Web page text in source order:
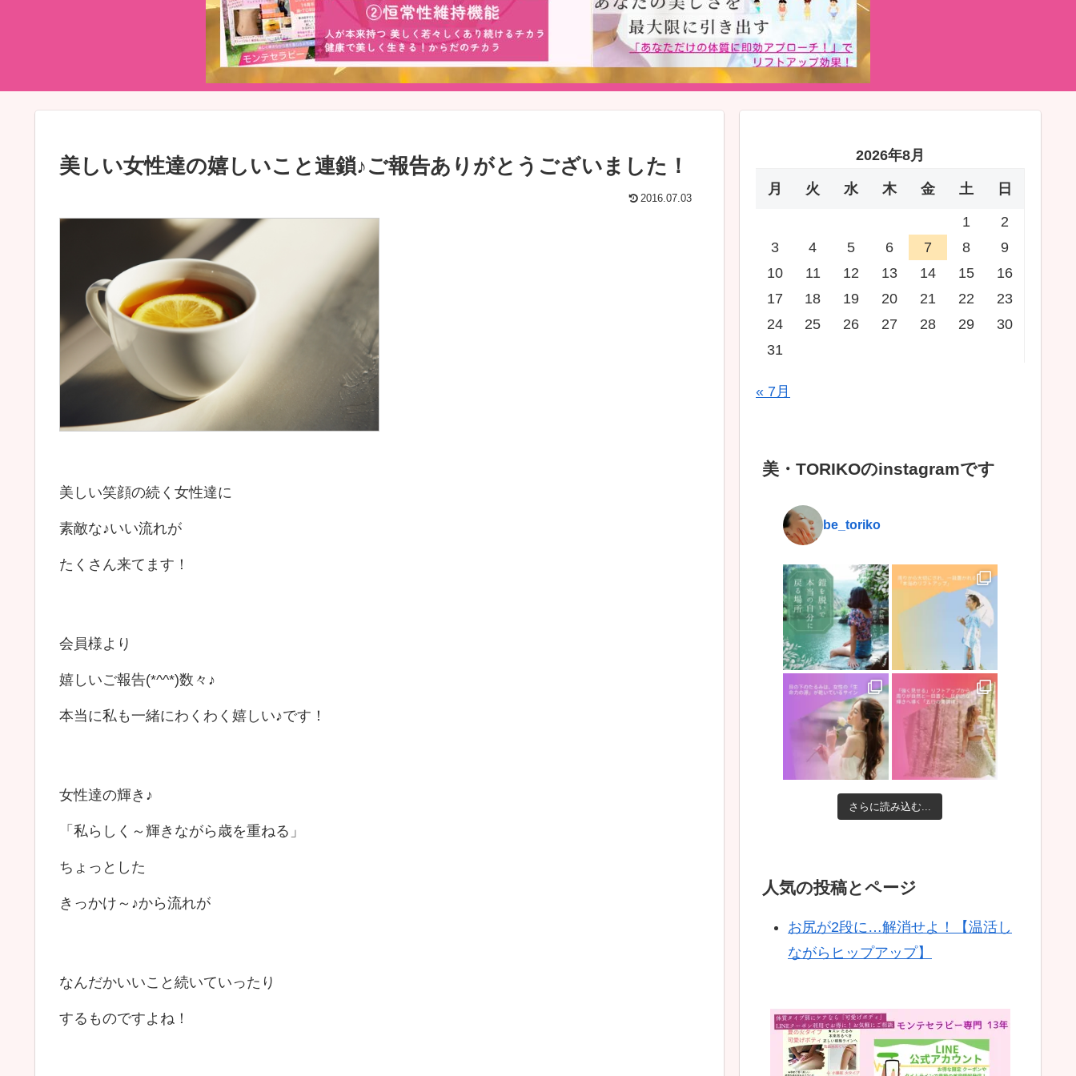
美しい女性達の嬉しいこと連鎖♪ご報告ありがとうございました！
2016.07.03
美しい笑顔の続く女性達に
素敵な♪いい流れが
たくさん来てます！
会員様より
嬉しいご報告(*^^*)数々♪
本当に私も一緒にわくわく嬉しい♪です！
女性達の輝き♪
「私らしく～輝きながら歳を重ねる」
ちょっとした
きっかけ～♪から流れが
なんだかいいこと続いていったり
するものですよね！
2026年8月
月 火 水 木 金 土 日
1
2
3
4 5 6 7 8
9
10
11 12 13 14 15
16
17
18 19 20 21 22
23
24
25 26 27 28 29
30
31
« 7月
美・TORIKOのinstagramです
be_toriko
さらに読み込む...
人気の投稿とページ
お尻が2段に…解消せよ！【温活し
ながらヒップアップ】